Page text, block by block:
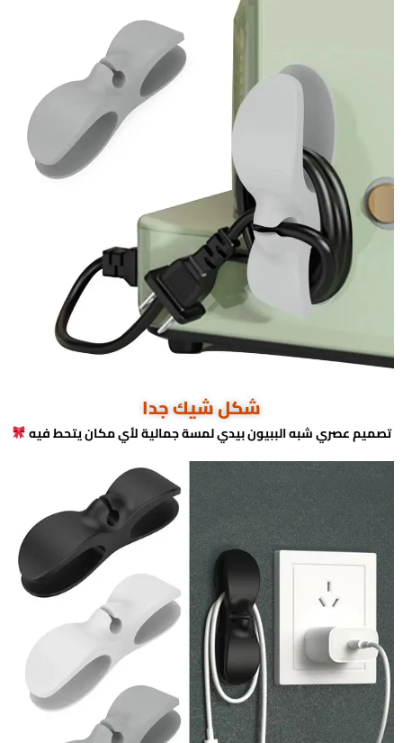
شكل شيك جدا
تصميم عصري شبه الببيون بيدي لمسة جمالية لأي مكان يتحط فيه